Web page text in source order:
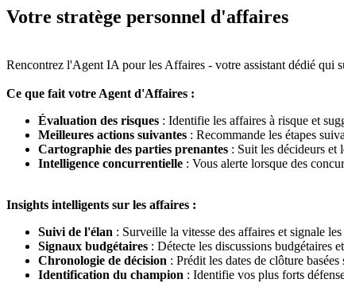
Votre stratège personnel d'affaires
Rencontrez l'Agent IA pour les Affaires - votre assistant dédié qui
Ce que fait votre Agent d'Affaires :
Évaluation des risques : Identifie les affaires à risque et
Meilleures actions suivantes : Recommande les étapes
Cartographie des parties prenantes : Suit les décideurs et
Intelligence concurrentielle : Vous alerte lorsque des
Insights intelligents sur les affaires :
Suivi de l'élan : Surveille la vitesse des affaires et signale
Signaux budgétaires : Détecte les discussions budgétaires
Chronologie de décision : Prédit les dates de clôture
Identification du champion : Identifie vos plus forts